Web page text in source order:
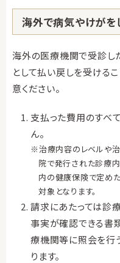
海外で病気やけがを
海外の医療機関で受診し
として払い戻しを受ける
意ください。
支払った費用のすべ
ん。
※治療内容のレベルや
院で発行された診療
内の健康保険で定め
対象となります。
請求にあたっては診
事実が確認できる書
療機関等に照会を行
ります。